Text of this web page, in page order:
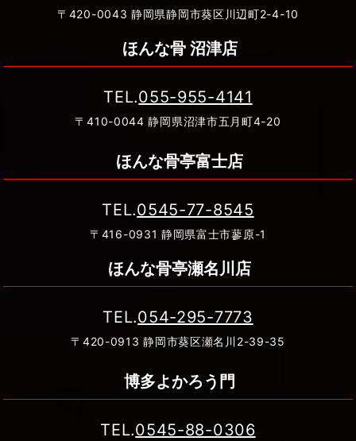
〒420-0043 静岡県静岡市葵区川辺町2-4-10
ほんな骨 沼津店
TEL.055-955-4141
〒410-0044 静岡県沼津市五月町4-20
ほんな骨亭富士店
TEL.0545-77-8545
〒416-0931 静岡県富士市蓼原-1
ほんな骨亭瀬名川店
TEL.054-295-7773
〒420-0913 静岡市葵区瀬名川2-39-35
博多よかろう門
TEL.0545-88-0306